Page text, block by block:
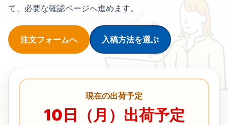
て、必要な確認ページへ進めます。
注文フォームへ 入稿方法を選ぶ
現在の出荷予定
10日（月）出荷予定